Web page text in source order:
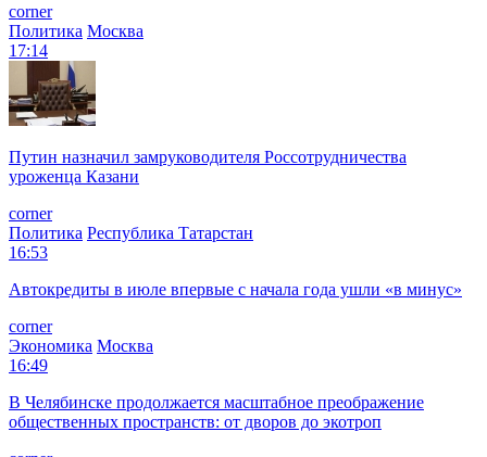
corner
Политика Москва
17:14
Путин назначил замруководителя Россотрудничества
уроженца Казани
corner
Политика Республика Татарстан
16:53
Автокредиты в июле впервые с начала года ушли «в минус»
corner
Экономика Москва
16:49
В Челябинске продолжается масштабное преображение
общественных пространств: от дворов до экотроп